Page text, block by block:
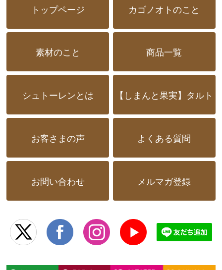
トップページ カゴノオトのこと
素材のこと 商品一覧
シュトーレンとは 【しまんと果実】タルト
お客さまの声 よくある質問
お問い合わせ メルマガ登録